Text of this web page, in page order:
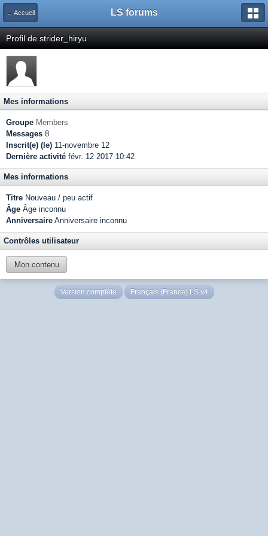
← Accueil LS forums
Profil de strider_hiryu
Mes informations
Groupe Members
Messages 8
Inscrit(e) (le) 11-novembre 12
Dernière activité févr. 12 2017 10:42
Mes informations
Titre Nouveau / peu actif
Âge Âge inconnu
Anniversaire Anniversaire inconnu
Contrôles utilisateur
Mon contenu
Version complète Français (France) LS v4